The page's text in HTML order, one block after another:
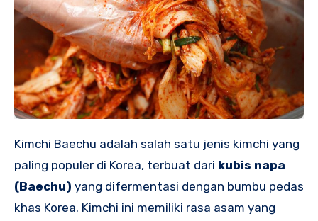
Kimchi Baechu adalah salah satu jenis kimchi yang
paling populer di Korea, terbuat dari kubis napa
(Baechu) yang difermentasi dengan bumbu pedas
khas Korea. Kimchi ini memiliki rasa asam yang